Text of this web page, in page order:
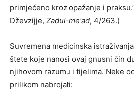
primjećeno kroz opažanje i
Dževzijje, Zadul-me'ad, 4/263.)
Suvremena medicinska
štete koje nanosi ovaj gnusni čin
njihovom razumu i tijelima. Neke
prilikom nabrojati: